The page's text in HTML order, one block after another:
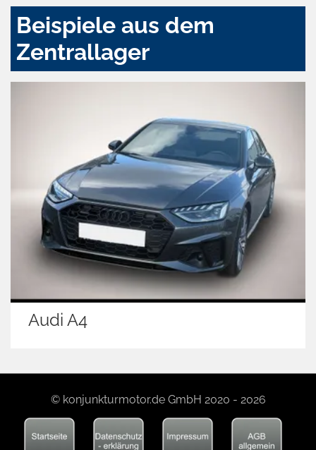
Beispiele aus dem
Zentrallager
© konjunkturmotor.de GmbH 2020 - 2026